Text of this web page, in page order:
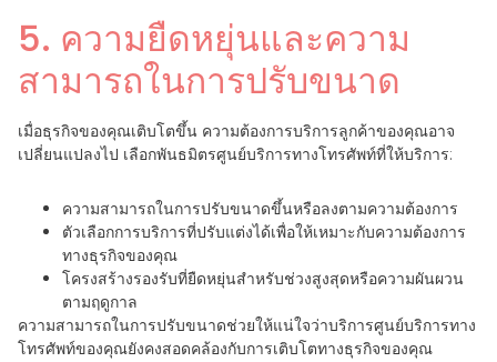
5. ความยืดหยุ่นและความ
สามารถในการปรับขนาด
เมื่อธุรกิจของคุณเติบโตขึ้น ความต้องการบริการลูกค้าของคุณอาจ
เปลี่ยนแปลงไป เลือกพันธมิตรศูนย์บริการทางโทรศัพท์ที่ให้บริการ:
ความสามารถในการปรับขนาดขึ้นหรือลงตามความต้องการ
ตัวเลือกการบริการที่ปรับแต่งได้เพื่อให้เหมาะกับความต้องการ
ทางธุรกิจของคุณ
โครงสร้างรองรับที่ยืดหยุ่นสำหรับช่วงสูงสุดหรือความผันผวน
ตามฤดูกาล
ความสามารถในการปรับขนาดช่วยให้แน่ใจว่าบริการศูนย์บริการทาง
โทรศัพท์ของคุณยังคงสอดคล้องกับการเติบโตทางธุรกิจของคุณ